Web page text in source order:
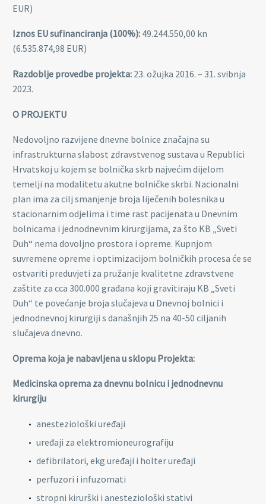
EUR)
Iznos EU sufinanciranja (100%): 49.244.550,00 kn
(6.535.874,98 EUR)
Razdoblje provedbe projekta: 23. ožujka 2016. – 31. svibnja
2023.
O PROJEKTU
Nedovoljno razvijene dnevne bolnice značajna su
infrastrukturna slabost zdravstvenog sustava u Republici
Hrvatskoj u kojem se bolnička skrb najvećim dijelom
temelji na modalitetu akutne bolničke skrbi. Nacionalni
plan ima za cilj smanjenje broja liječenih bolesnika u
stacionarnim odjelima i time rast pacijenata u Dnevnim
bolnicama i jednodnevnim kirurgijama, za što KB „Sveti
Duh“ nema dovoljno prostora i opreme. Kupnjom
suvremene opreme i optimizacijom bolničkih procesa će se
ostvariti preduvjeti za pružanje kvalitetne zdravstvene
zaštite za cca 300.000 građana koji gravitiraju KB „Sveti
Duh“ te povećanje broja slučajeva u Dnevnoj bolnici i
jednodnevnoj kirurgiji s današnjih 25 na 40-50 ciljanih
slučajeva dnevno.
Oprema koja je nabavljena u sklopu Projekta:
Medicinska oprema za dnevnu bolnicu i jednodnevnu
kirurgiju
anesteziološki uređaji
uređaji za elektromioneurografiju
defibrilatori, ekg uređaji i holter uređaji
perfuzori i infuzomati
stropni kirurški i anesteziološki stativi